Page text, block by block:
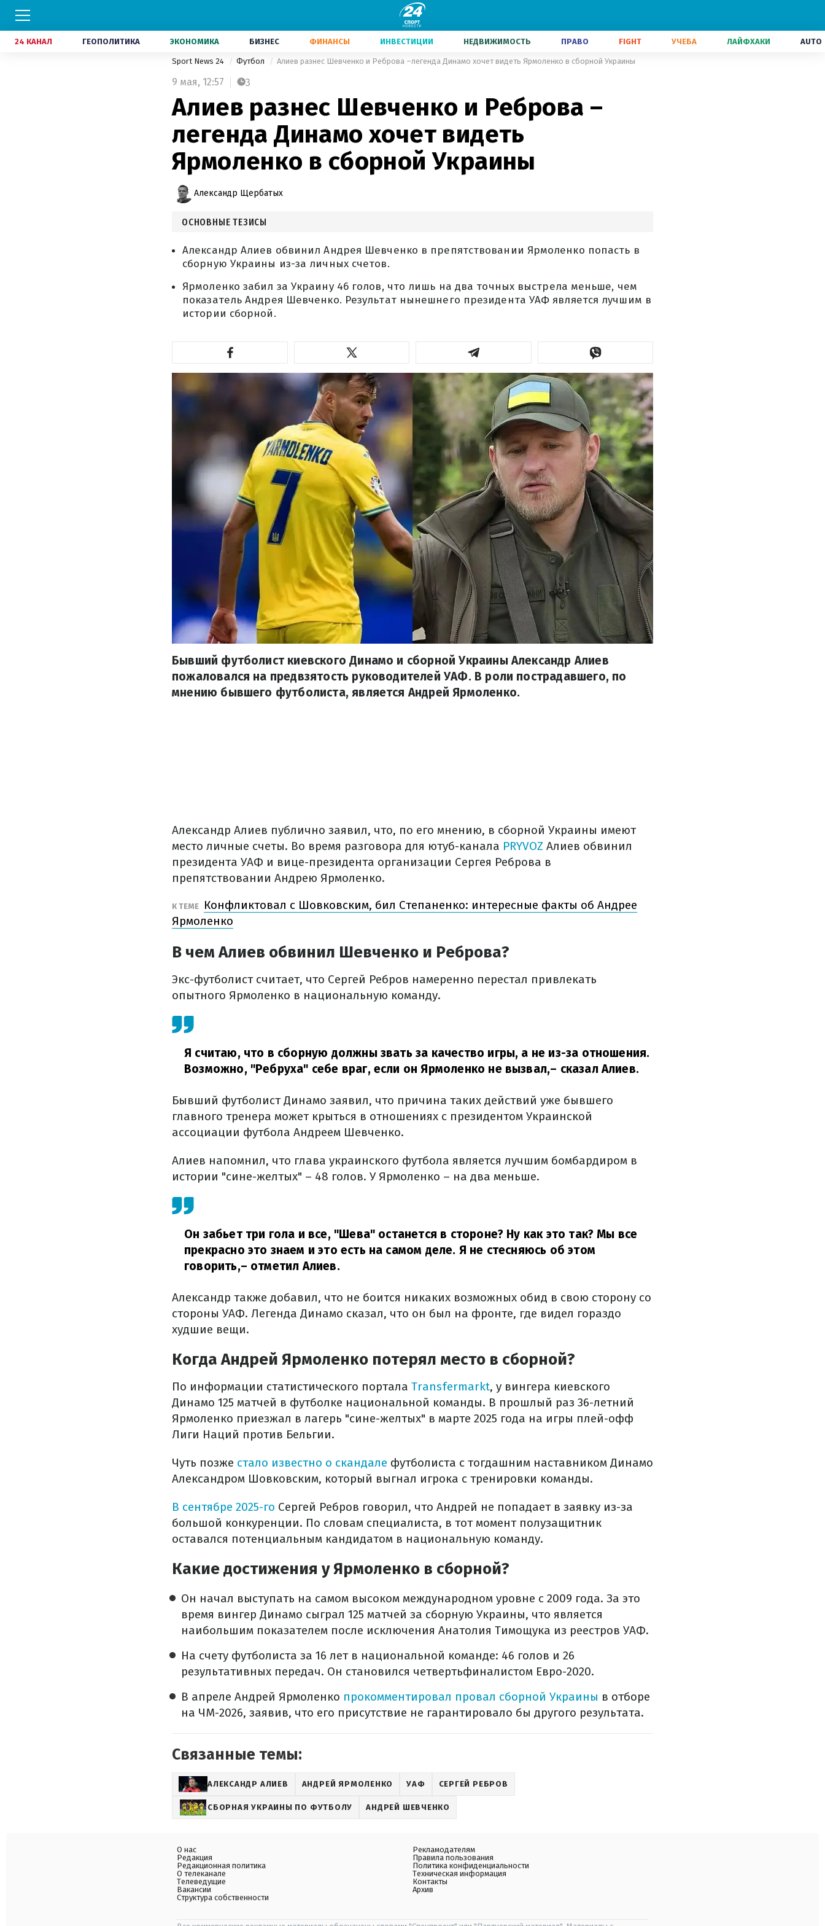
24 КАНАЛ ГЕОПОЛИТИКА ЭКОНОМИКА БИЗНЕС ФИНАНСЫ ИНВЕСТИЦИИ НЕДВИЖИМОСТЬ ПРАВО FIGHT УЧЕБА ЛАЙФХАКИ AUTO
Sport News 24 Футбол Алиев разнес Шевченко и Реброва –легенда Динамо хочет видеть Ярмоленко в сборной Украины
9 мая, 12:57 3
Алиев разнес Шевченко и Реброва –
легенда Динамо хочет видеть
Ярмоленко в сборной Украины
Александр Щербатых
ОСНОВНЫЕ ТЕЗИСЫ
Александр Алиев обвинил Андрея Шевченко в препятствовании Ярмоленко попасть в
сборную Украины из-за личных счетов.
Ярмоленко забил за Украину 46 голов, что лишь на два точных выстрела меньше, чем
показатель Андрея Шевченко. Результат нынешнего президента УАФ является лучшим в
истории сборной.
Бывший футболист киевского Динамо и сборной Украины Александр Алиев
пожаловался на предвзятость руководителей УАФ. В роли пострадавшего, по
мнению бывшего футболиста, является Андрей Ярмоленко.
Александр Алиев публично заявил, что, по его мнению, в сборной Украины имеют
место личные счеты. Во время разговора для ютуб-канала PRYVOZ Алиев обвинил
президента УАФ и вице-президента организации Сергея Реброва в
препятствовании Андрею Ярмоленко.
К ТЕМЕ
Конфликтовал с Шовковским, бил Степаненко: интересные факты об Андрее
Ярмоленко
В чем Алиев обвинил Шевченко и Реброва?
Экс-футболист считает, что Сергей Ребров намеренно перестал привлекать
опытного Ярмоленко в национальную команду.
Я считаю, что в сборную должны звать за качество игры, а не из-за отношения.
Возможно, "Ребруха" себе враг, если он Ярмоленко не вызвал,– сказал Алиев.
Бывший футболист Динамо заявил, что причина таких действий уже бывшего
главного тренера может крыться в отношениях с президентом Украинской
ассоциации футбола Андреем Шевченко.
Алиев напомнил, что глава украинского футбола является лучшим бомбардиром в
истории "сине-желтых" – 48 голов. У Ярмоленко – на два меньше.
Он забьет три гола и все, "Шева" останется в стороне? Ну как это так? Мы все
прекрасно это знаем и это есть на самом деле. Я не стесняюсь об этом
говорить,– отметил Алиев.
Александр также добавил, что не боится никаких возможных обид в свою сторону со
стороны УАФ. Легенда Динамо сказал, что он был на фронте, где видел гораздо
худшие вещи.
Когда Андрей Ярмоленко потерял место в сборной?
По информации статистического портала Transfermarkt, у вингера киевского
Динамо 125 матчей в футболке национальной команды. В прошлый раз 36-летний
Ярмоленко приезжал в лагерь "сине-желтых" в марте 2025 года на игры плей-офф
Лиги Наций против Бельгии.
Чуть позже стало известно о скандале футболиста с тогдашним наставником Динамо
Александром Шовковским, который выгнал игрока с тренировки команды.
В сентябре 2025-го Сергей Ребров говорил, что Андрей не попадает в заявку из-за
большой конкуренции. По словам специалиста, в тот момент полузащитник
оставался потенциальным кандидатом в национальную команду.
Какие достижения у Ярмоленко в сборной?
Он начал выступать на самом высоком международном уровне с 2009 года. За это
время вингер Динамо сыграл 125 матчей за сборную Украины, что является
наибольшим показателем после исключения Анатолия Тимощука из реестров УАФ.
На счету футболиста за 16 лет в национальной команде: 46 голов и 26
результативных передач. Он становился четвертьфиналистом Евро-2020.
В апреле Андрей Ярмоленко прокомментировал провал сборной Украины в отборе
на ЧМ-2026, заявив, что его присутствие не гарантировало бы другого результата.
Связанные темы:
АЛЕКСАНДР АЛИЕВ АНДРЕЙ ЯРМОЛЕНКО УАФ СЕРГЕЙ РЕБРОВ
СБОРНАЯ УКРАИНЫ ПО ФУТБОЛУ АНДРЕЙ ШЕВЧЕНКО
О нас
Редакция
Редакционная политика
О телеканале
Телеведущие
Вакансии
Структура собственности
Рекламодателям
Правила пользования
Политика конфиденциальности
Техническая информация
Контакты
Архив